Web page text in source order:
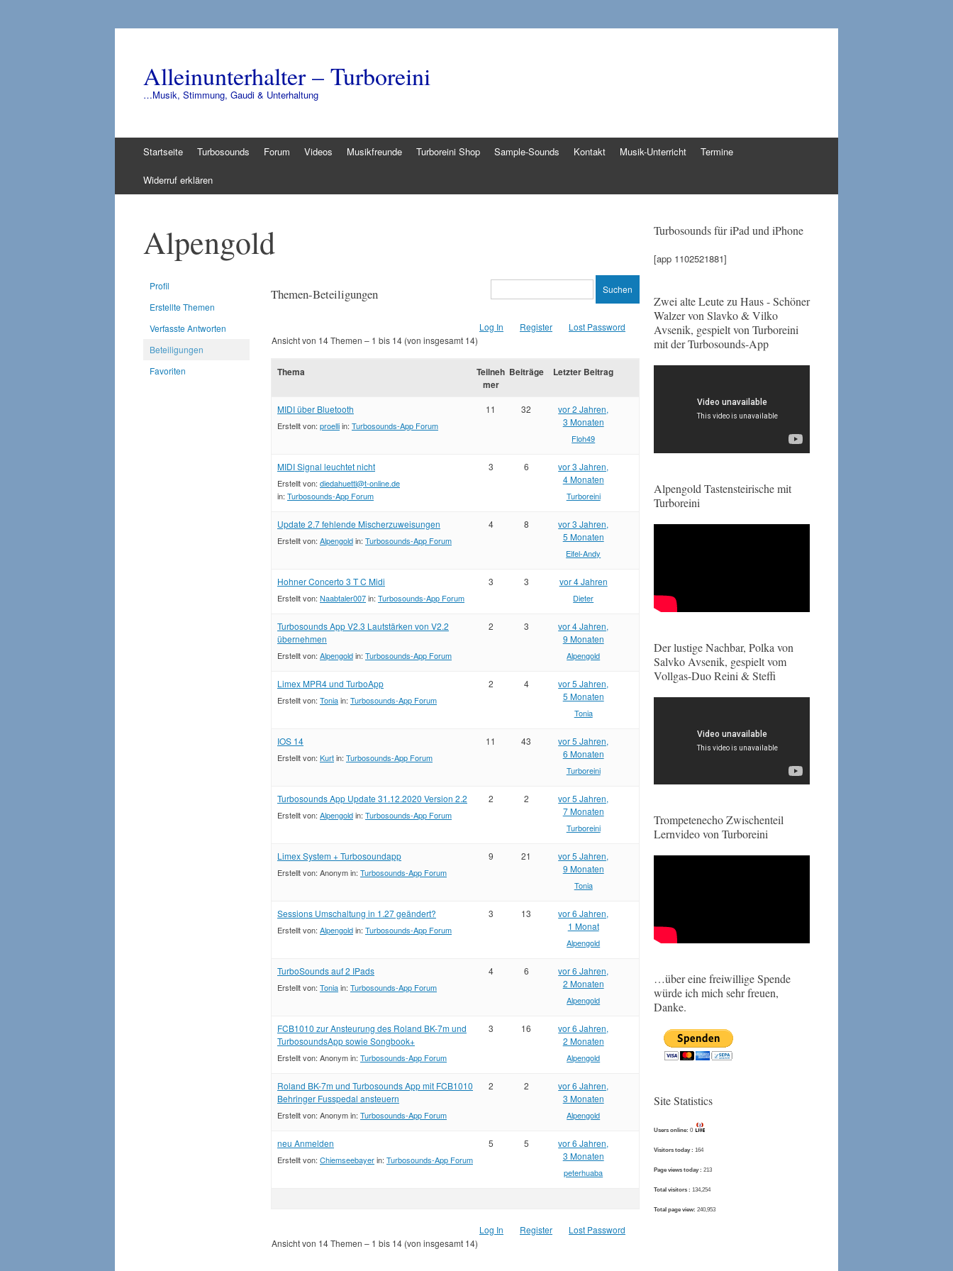
Alleinunterhalter – Turboreini
…Musik, Stimmung, Gaudi & Unterhaltung
springen
Startseite Turbosounds Forum Videos Musikfreunde Turboreini Shop Sample-Sounds Kontakt Musik-Unterricht Termine
Widerruf erklären
Alpengold
Profil
Erstellte Themen
Verfasste Antworten
Beteiligungen
Favoriten
Themen-Beteiligungen
Log In Register
Lost Password
Ansicht von 14 Themen – 1 bis 14 (von insgesamt 14)
Thema
Teilneh
mer
Beiträge Letzter Beitrag
MIDI über Bluetooth
Erstellt von: proelliin: Turbosounds-App Forum
11 32
vor 2 Jahren,
3 Monaten
Floh49
MIDI Signal leuchtet nicht
Erstellt von: diedahuettl@t-online.de
in: Turbosounds-App Forum
3 6
vor 3 Jahren,
4 Monaten
Turboreini
Update 2.7 fehlende Mischerzuweisungen
Erstellt von: Alpengoldin: Turbosounds-App Forum
4 8
vor 3 Jahren,
5 Monaten
Eifel-Andy
Hohner Concerto 3 T C Midi
Erstellt von: Naabtaler007in: Turbosounds-App Forum
3 3 vor 4 Jahren
Dieter
Turbosounds App V2.3 Lautstärken von V2.2
übernehmen
Erstellt von: Alpengoldin: Turbosounds-App Forum
2 3
vor 4 Jahren,
9 Monaten
Alpengold
Limex MPR4 und TurboApp
Erstellt von: Toniain: Turbosounds-App Forum
2 4
vor 5 Jahren,
5 Monaten
Tonia
IOS 14
Erstellt von: Kurtin: Turbosounds-App Forum
11 43
vor 5 Jahren,
6 Monaten
Turboreini
Turbosounds App Update 31.12.2020 Version 2.2
Erstellt von: Alpengoldin: Turbosounds-App Forum
2 2
vor 5 Jahren,
7 Monaten
Turboreini
Limex System + Turbosoundapp
Erstellt von: Anonymin: Turbosounds-App Forum
9 21
vor 5 Jahren,
9 Monaten
Tonia
Sessions Umschaltung in 1.27 geändert?
Erstellt von: Alpengoldin: Turbosounds-App Forum
3 13
vor 6 Jahren,
1 Monat
Alpengold
TurboSounds auf 2 IPads
Erstellt von: Toniain: Turbosounds-App Forum
4 6
vor 6 Jahren,
2 Monaten
Alpengold
FCB1010 zur Ansteurung des Roland BK-7m und
TurbosoundsApp sowie Songbook+
Erstellt von: Anonymin: Turbosounds-App Forum
3 16
vor 6 Jahren,
2 Monaten
Alpengold
Roland BK-7m und Turbosounds App mit FCB1010
Behringer Fusspedal ansteuern
Erstellt von: Anonymin: Turbosounds-App Forum
2 2
vor 6 Jahren,
3 Monaten
Alpengold
neu Anmelden
Erstellt von: Chiemseebayerin: Turbosounds-App Forum
5 5
vor 6 Jahren,
3 Monaten
peterhuaba
Log In Register
Lost Password
Ansicht von 14 Themen – 1 bis 14 (von insgesamt 14)
Turbosounds für iPad und iPhone
[app 1102521881]
Zwei alte Leute zu Haus - Schöner
Walzer von Slavko & Vilko
Avsenik, gespielt von Turboreini
mit der Turbosounds-App
Alpengold Tastensteirische mit
Turboreini
Der lustige Nachbar, Polka von
Salvko Avsenik, gespielt vom
Vollgas-Duo Reini & Steffi
Trompetenecho Zwischenteil
Lernvideo von Turboreini
…über eine freiwillige Spende
würde ich mich sehr freuen,
Danke.
Site Statistics
Users online: 0
Visitors today : 164
Page views today : 213
Total visitors : 134,254
Total page view: 240,953